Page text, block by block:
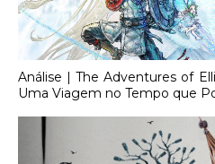
Análise | The Adventures of
Uma Viagem no Tempo que